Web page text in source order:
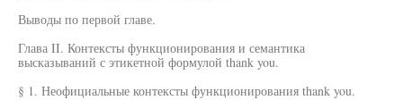
Выводы по первой главе.
Глава II. Контексты функционирования и семантика
высказываний с этикетной формулой thank you.
§ 1. Неофициальные контексты функционирования thank you.